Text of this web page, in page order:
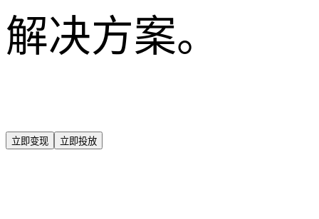
解决方案。
立即变现 立即投放